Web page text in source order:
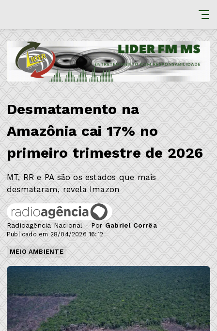
Desmatamento na
Amazônia cai 17% no
primeiro trimestre de 2026
MT, RR e PA são os estados que mais
desmataram, revela Imazon
Radioagência Nacional - PorGabriel Corrêa
Publicado em 28/04/2026 16:12
MEIO AMBIENTE